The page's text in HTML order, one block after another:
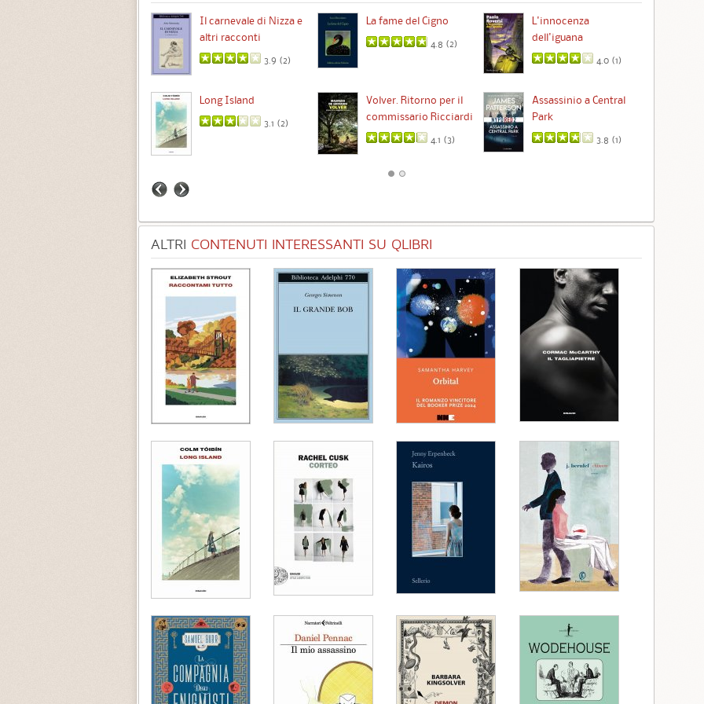
Il carnevale di Nizza e
altri racconti
3.9 (2)
La fame del Cigno
4.8 (2)
L'innocenza
dell'iguana
4.0 (1)
Long Island
3.1 (2)
Volver. Ritorno per il
commissario Ricciardi
4.1 (3)
Assassinio a Central
Park
3.8 (1)
ALTRI CONTENUTI INTERESSANTI SU QLIBRI